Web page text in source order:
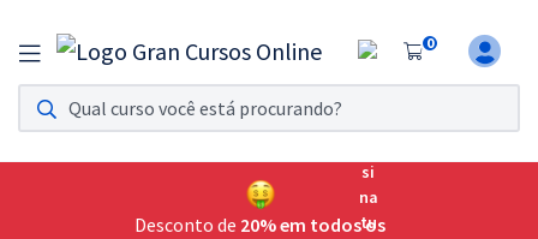
0
Assinatura Ilimitada 11
Acesso a todos os cursos. Teste grátis por 7 dias!
Assinatura OAB Até Passar
Acesso ilimitado a toda preparação para o Exame da
Desconto de 20% em todos os